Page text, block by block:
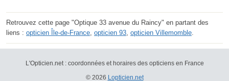
Retrouvez cette page "Optique 33 avenue du Raincy" en partant des
liens : opticien Île-de-France, opticien 93, opticien Villemomble.
L'Opticien.net : coordonnées et horaires des opticiens en France
© 2026 Lopticien.net